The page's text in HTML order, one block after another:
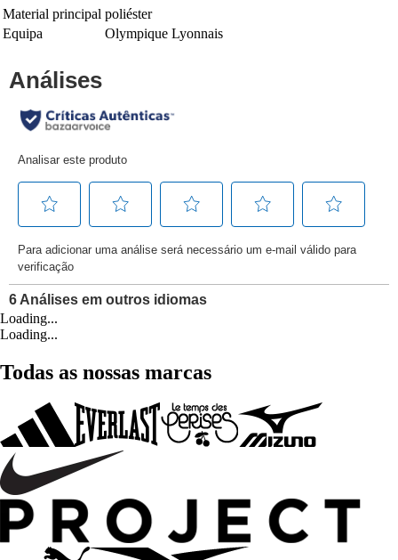
Material principal poliéster
Equipa
Olympique Lyonnais
Loading...
Loading...
Todas as nossas marcas